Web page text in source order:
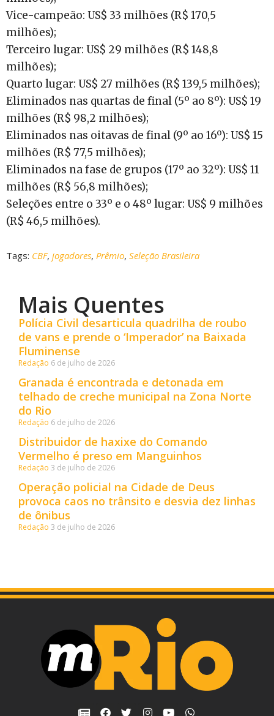
Vice-campeão: US$ 33 milhões (R$ 170,5
milhões);
Terceiro lugar: US$ 29 milhões (R$ 148,8
milhões);
Quarto lugar: US$ 27 milhões (R$ 139,5 milhões);
Eliminados nas quartas de final (5º ao 8º): US$ 19
milhões (R$ 98,2 milhões);
Eliminados nas oitavas de final (9º ao 16º): US$ 15
milhões (R$ 77,5 milhões);
Eliminados na fase de grupos (17º ao 32º): US$ 11
milhões (R$ 56,8 milhões);
Seleções entre o 33º e o 48º lugar: US$ 9 milhões
(R$ 46,5 milhões).
Tags: CBF, jogadores, Prêmio, Seleção Brasileira
Mais Quentes
Polícia Civil desarticula quadrilha de roubo
de vans e prende o ‘Imperador’ na Baixada
Fluminense
Redação 6 de julho de 2026
Granada é encontrada e detonada em
telhado de creche municipal na Zona Norte
do Rio
Redação 6 de julho de 2026
Distribuidor de haxixe do Comando
Vermelho é preso em Manguinhos
Redação 3 de julho de 2026
Operação policial na Cidade de Deus
provoca caos no trânsito e desvia dez linhas
de ônibus
Redação 3 de julho de 2026